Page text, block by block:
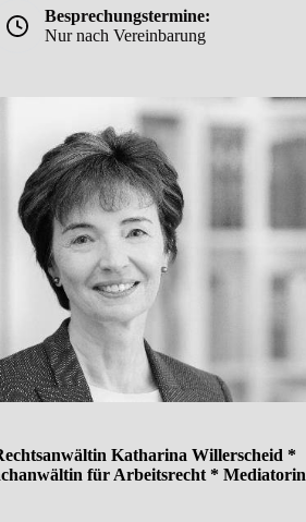
Besprechungstermine:
Nur nach Vereinbarung
Katharina Willerscheid *
für Arbeitsrecht * Mediatorin